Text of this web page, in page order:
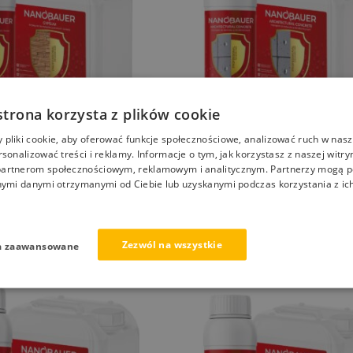
GYPSUM Impregnat do
gipsowych
NANOBAUER Impregnat do
architektonicznego i
korzysta z plików cookie
pliki cookie, aby oferować funkcje społecznościowe, analizować ruch w
treści i reklamy. Informacje o tym, jak korzystasz z naszej
społecznościowym, reklamowym i analitycznym. Partnerzy mogą
danymi otrzymanymi od Ciebie lub uzyskanymi podczas korzystania z ich
Zezwól na wszystkie